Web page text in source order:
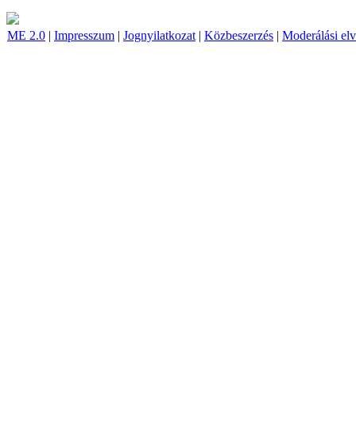
ME 2.0 | Impresszum | Jognyilatkozat | Közbeszerzés | Moderálási